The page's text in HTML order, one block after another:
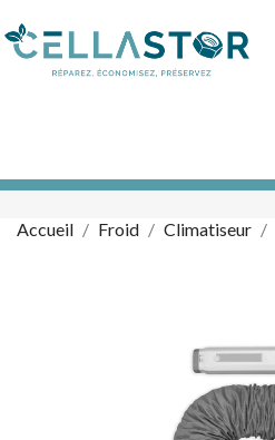
Accueil Froid Climatiseur